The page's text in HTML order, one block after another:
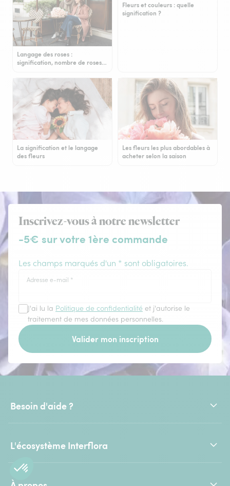
Langage des roses :
signification, nombre de roses…
Fleurs et couleurs : quelle
signification ?
La signification et le langage
des fleurs
Les fleurs les plus abordables à
acheter selon la saison
Inscrivez-vous à notre newsletter
-5€ sur votre 1ère commande
Les champs marqués d'un * sont obligatoires.
Adresse e-mail *
J'ai lu la Politique de confidentialité et j'autorise le
traitement de mes données personnelles.
Valider mon inscription
Besoin d'aide ?
L'écosystème Interflora